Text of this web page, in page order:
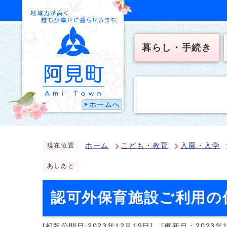
ホームへ
暮らし・手続き
現在位置 ホーム こども・教育 入園・入学
あしあと
認可外保育施設ご利用